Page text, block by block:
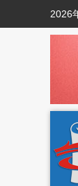
2026